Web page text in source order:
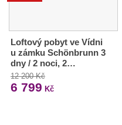
Loftový pobyt ve Vídni
u zámku Schönbrunn 3
dny / 2 noci, 2…
12 200 Kč
6 799 Kč